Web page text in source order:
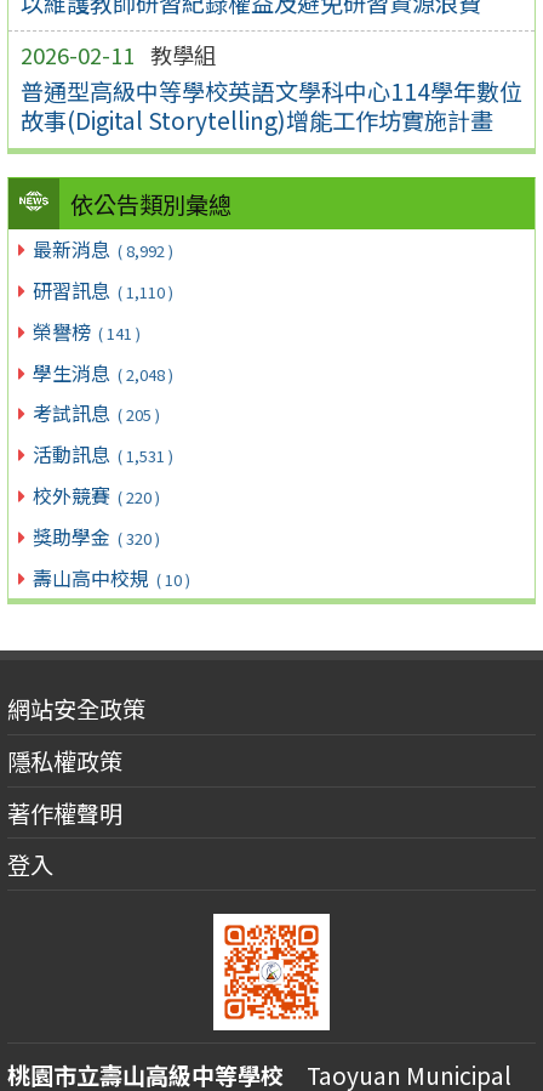
2026-02-11 教學組
普通型高級中等學校英語文學科中心114學年數位
故事(Digital Storytelling)增能工作坊實施計畫
依公告類別彙總
最新消息 ( 8,992 )
研習訊息 ( 1,110 )
榮譽榜 ( 141 )
學生消息 ( 2,048 )
考試訊息 ( 205 )
活動訊息 ( 1,531 )
校外競賽 ( 220 )
獎助學金 ( 320 )
壽山高中校規 ( 10 )
網站安全政策
隱私權政策
著作權聲明
登入
桃園市立壽山高級中等學校 Taoyuan Municipal